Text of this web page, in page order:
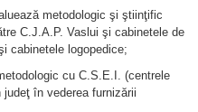
metodologic şi ştiinţific
C.J.A.P. Vaslui şi cabinetele de
cabinetele logopedice;
cu C.S.E.I. (centrele
în vederea furnizării